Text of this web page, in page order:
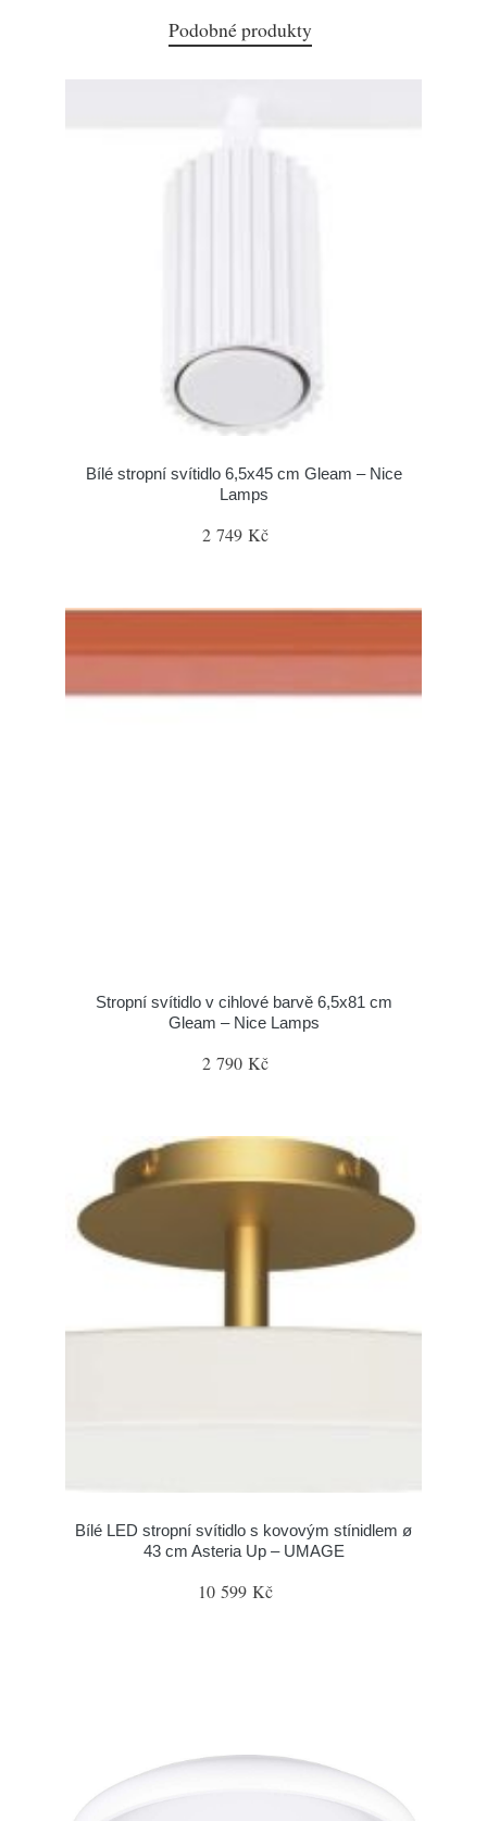
Podobné produkty
Bílé stropní svítidlo 6,5x45 cm Gleam – Nice
Lamps
2 749 Kč
Stropní svítidlo v cihlové barvě 6,5x81 cm
Gleam – Nice Lamps
2 790 Kč
Bílé LED stropní svítidlo s kovovým stínidlem ø
43 cm Asteria Up – UMAGE
10 599 Kč